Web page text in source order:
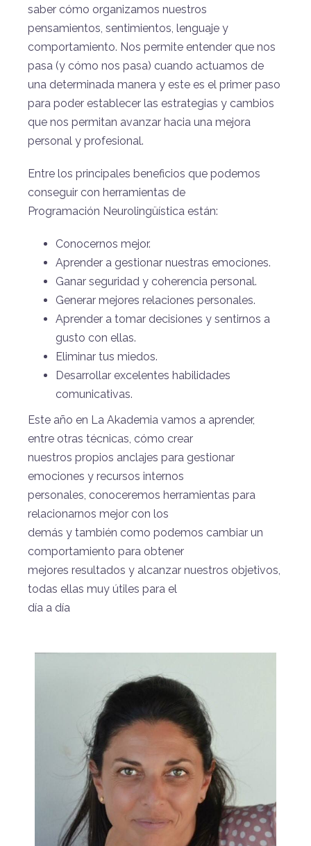
saber cómo organizamos nuestros
pensamientos, sentimientos, lenguaje y
comportamiento. Nos permite entender que nos
pasa (y cómo nos pasa) cuando actuamos de
una determinada manera y este es el primer paso
para poder establecer las estrategias y cambios
que nos permitan avanzar hacia una mejora
personal y profesional.
Entre los principales beneficios que podemos
conseguir con herramientas de
Programación Neurolingüística están:
Conocernos mejor.
Aprender a gestionar nuestras emociones.
Ganar seguridad y coherencia personal.
Generar mejores relaciones personales.
Aprender a tomar decisiones y sentirnos a
gusto con ellas.
Eliminar tus miedos.
Desarrollar excelentes habilidades
comunicativas.
Este año en La Akademia vamos a aprender,
entre otras técnicas, cómo crear
nuestros propios anclajes para gestionar
emociones y recursos internos
personales, conoceremos herramientas para
relacionarnos mejor con los
demás y también como podemos cambiar un
comportamiento para obtener
mejores resultados y alcanzar nuestros objetivos,
todas ellas muy útiles para el
día a día